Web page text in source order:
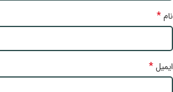
نام*
ایمیل*